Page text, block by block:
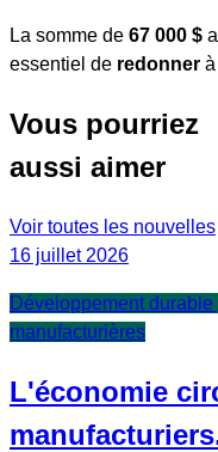
La somme de 67 000 $
essentiel de redonner
Vous pourriez
aussi aimer
Voir toutes les nouvelles
16 juillet 2026
Développement
manufacturières
L'économie